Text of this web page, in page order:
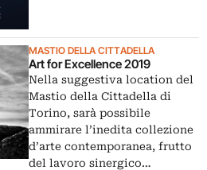
MASTIO DELLA CITTADELLA
Art for Excellence 2019
Nella suggestiva location del
Mastio della Cittadella di
Torino, sarà possibile
ammirare l’inedita collezione
d’arte contemporanea, frutto
del lavoro sinergico…